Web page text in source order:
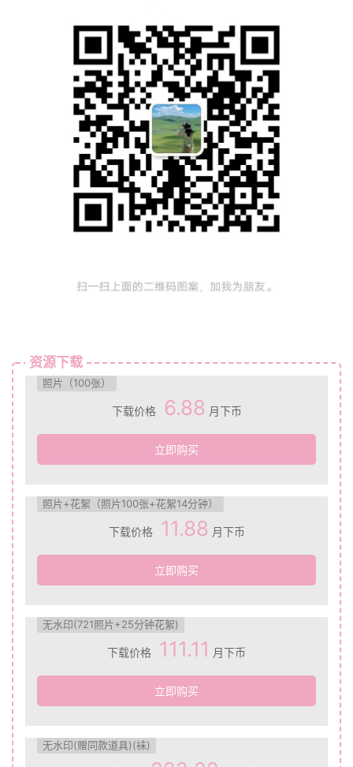
资源下载
照片（100张）
下载价格 6.88 月下币
立即购买
照片+花絮（照片100张+花絮14分钟）
下载价格 11.88 月下币
立即购买
无水印(721照片+25分钟花絮)
下载价格 111.11 月下币
立即购买
无水印(赠同款道具)(袜)